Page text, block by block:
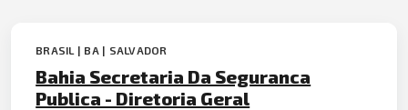
BRASIL | BA | SALVADOR
Bahia Secretaria Da Seguranca
Publica - Diretoria Geral